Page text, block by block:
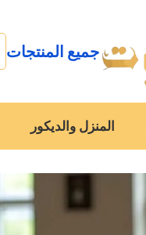
جميع المنتجات
المنزل والديكور